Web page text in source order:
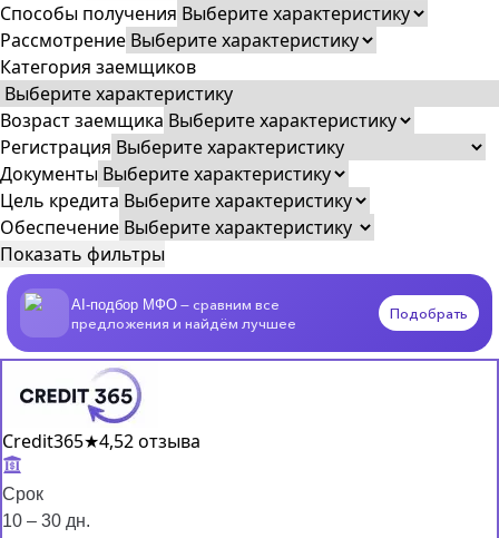
Способы получения
Рассмотрение
Категория заемщиков
Возраст заемщика
Регистрация
Документы
Цель кредита
Обеспечение
Показать фильтры
AI-подбор МФО — сравним все
предложения и найдём лучшее
Подобрать
Credit365★4,52 отзыва
Срок
10 – 30 дн.